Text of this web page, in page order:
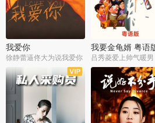
我爱你
徐静蕾逼佟大为说我爱你
我要金龟婿 粤语
吕秀菱爱上帅气暖男